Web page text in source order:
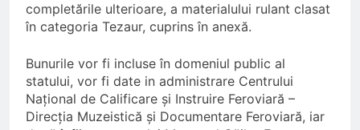
completările ulterioare, a materialului rulant clasat
în categoria Tezaur, cuprins în anexă.
Bunurile vor fi incluse în domeniul public al
statului, vor fi date in administrare Centrului
Național de Calificare și Instruire Feroviară –
Direcția Muzeistică și Documentare Feroviară, iar